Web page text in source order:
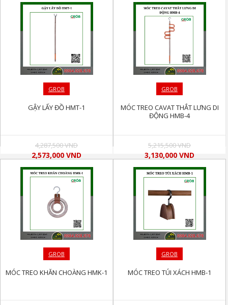
GROB
GẬY LẤY ĐỒ HMT-1
4,287,500 VND
2,573,000 VND
GROB
MÓC TREO CAVAT THẮT LƯNG DI
ĐỘNG HMB-4
5,215,500 VND
3,130,000 VND
GROB
MÓC TREO KHĂN CHOÀNG HMK-1
GROB
MÓC TREO TÚI XÁCH HMB-1